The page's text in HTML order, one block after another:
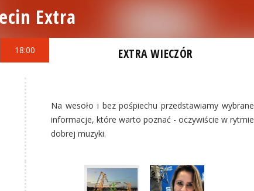
Extra
18:00 EXTRA WIECZÓR
Na wesoło i bez pośpiechu przedstawiamy wybrane
informacje, które warto poznać - oczywiście w rytmie
dobrej muzyki.